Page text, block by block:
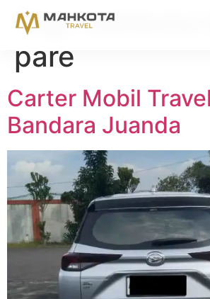
Tag:mahkota
pare
Carter Mobil
Bandara Juanda